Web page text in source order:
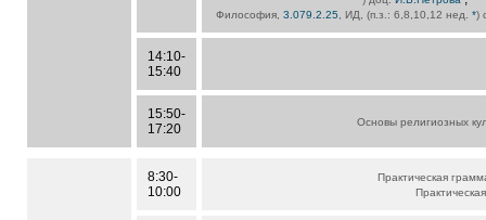
Философия, 3.079.2.25 , ИД, (п.з.: 6,8,10,12 нед. *)
14:10-
15:40
15:50-
17:20
Основы религиозных
8:30-
10:00
Практическая